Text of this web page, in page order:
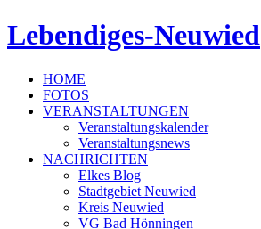
Lebendiges-Neuwied
HOME
FOTOS
VERANSTALTUNGEN
Veranstaltungskalender
Veranstaltungsnews
NACHRICHTEN
Elkes Blog
Stadtgebiet Neuwied
Kreis Neuwied
VG Bad Hönningen